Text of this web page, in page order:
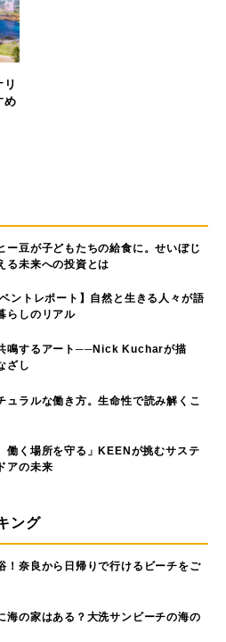
リ
め
ー豆が子どもたちの給食に。せいぼじ
る未来への投資とは
ントレポート】自然と生きる人々が語
らしのリアル
鳴するアート──Nick Kucharが描
ざし
ュラルな働き方。生命性で読み解くこ
働く場所を守る」KEENが挑むサステ
アの未来
ング
！奈良から日帰りで行けるビーチをご
海の家はある？大洗サンビーチの海の